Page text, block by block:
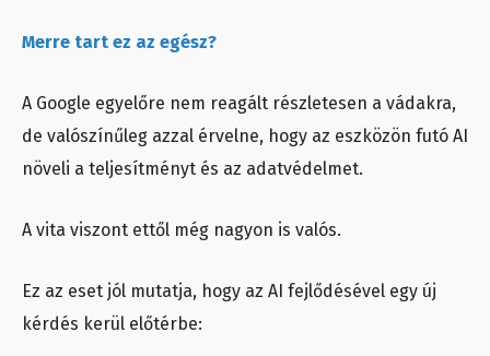
Merre tart ez az egész?
A Google egyelőre nem reagált részletesen a vádakra,
de valószínűleg azzal érvelne, hogy az eszközön futó AI
növeli a teljesítményt és az adatvédelmet.
A vita viszont ettől még nagyon is valós.
Ez az eset jól mutatja, hogy az AI fejlődésével egy új
kérdés kerül előtérbe: